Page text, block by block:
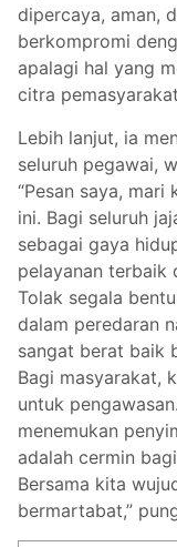
dipercaya, aman,
berkompromi
apalagi hal yang
citra
Lebih lanjut, ia
seluruh pegawai,
“Pesan saya,
ini. Bagi seluruh
sebagai gaya
pelayanan terbaik
Tolak segala
dalam peredaran
sangat berat baik
Bagi masyarakat,
untuk
menemukan
adalah cermin
Bersama kita
bermartabat,”